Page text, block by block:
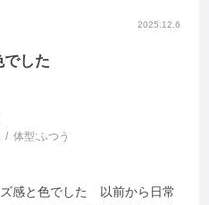
2025.12.6
でした
体型:ふつう
感と色でした 以前から日常